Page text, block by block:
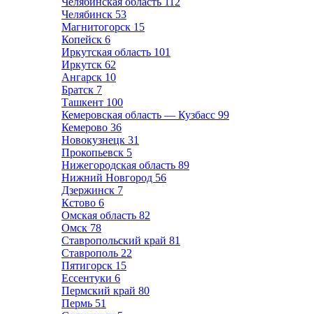
Челябинск 53
Магнитогорск 15
Копейск 6
Иркутская область 101
Иркутск 62
Ангарск 10
Братск 7
Ташкент 100
Кемеровская область — Кузбасс 99
Кемерово 36
Новокузнецк 31
Прокопьевск 5
Нижегородская область 89
Нижний Новгород 56
Дзержинск 7
Кстово 6
Омская область 82
Омск 78
Ставропольский край 81
Ставрополь 22
Пятигорск 15
Ессентуки 6
Пермский край 80
Пермь 51